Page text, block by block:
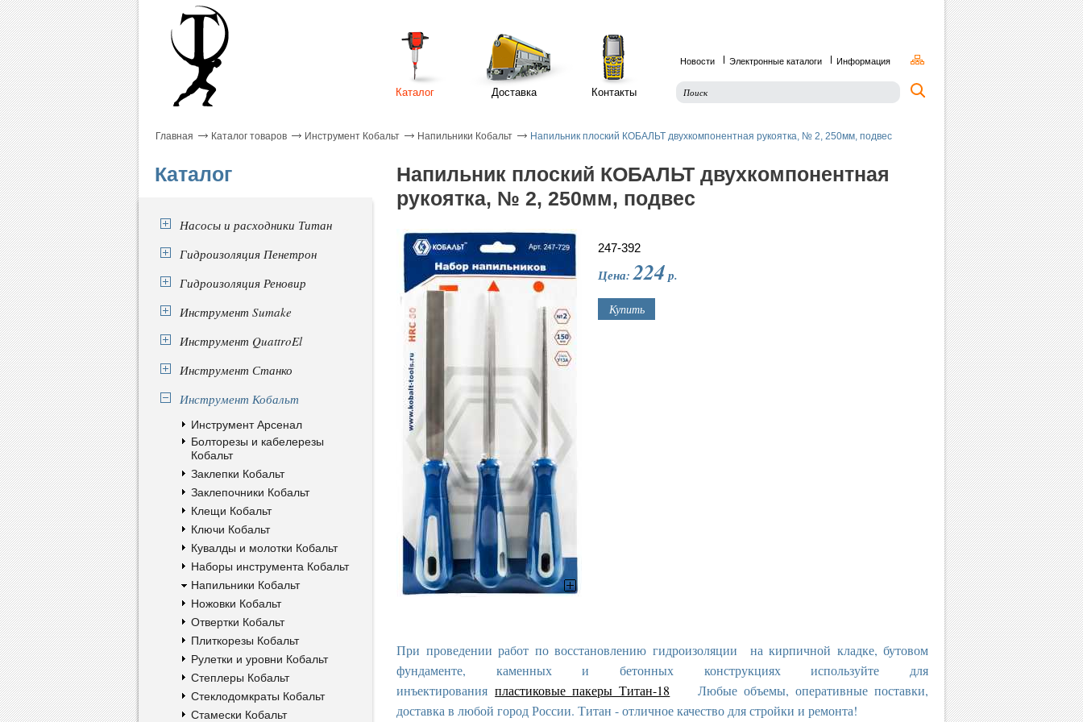
Каталог Доставка Контакты
Новости Электронные каталоги Информация
Главная Каталог товаров Инструмент Кобальт Напильники Кобальт Напильник плоский КОБАЛЬТ двухкомпонентная рукоятка, № 2, 250мм, подвес
Каталог
Насосы и расходники Титан
Гидроизоляция Пенетрон
Гидроизоляция Реновир
Инструмент Sumake
Инструмент QuattroEl
Инструмент Станко
Инструмент Кобальт
Инструмент Арсенал
Болторезы и кабелерезы
Кобальт
Заклепки Кобальт
Заклепочники Кобальт
Клещи Кобальт
Ключи Кобальт
Кувалды и молотки Кобальт
Наборы инструмента Кобальт
Напильники Кобальт
Ножовки Кобальт
Отвертки Кобальт
Плиткорезы Кобальт
Рулетки и уровни Кобальт
Степлеры Кобальт
Стеклодомкраты Кобальт
Стамески Кобальт
Напильник плоский КОБАЛЬТ двухкомпонентная
рукоятка, № 2, 250мм, подвес
247-392
Цена:224р.
При проведении работ по восстановлению гидроизоляции на кирпичной кладке, бутовом
фундаменте, каменных и бетонных конструкциях используйте для
инъектированияпластиковые пакеры Титан-18 Любые объемы, оперативные поставки,
доставка в любой город России. Титан - отличное качество для стройки и ремонта!